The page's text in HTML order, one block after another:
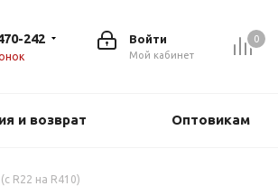
0
Войти
Мой кабинет
242
и возврат Оптовикам
R22 на R410)